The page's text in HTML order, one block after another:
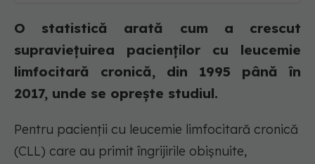
O statistică arată cum a crescut
supraviețuirea pacienților cu leucemie
limfocitară cronică, din 1995 până în
2017, unde se oprește studiul.
Pentru pacienții cu leucemie limfocitară cronică
(CLL) care au primit îngrijirile obișnuite,